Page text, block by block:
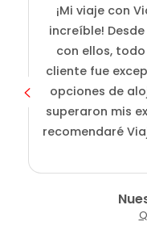
¡Mi viaje con
increíble!
con ellos,
cliente fue
opciones de
superaron mis
recomendaré